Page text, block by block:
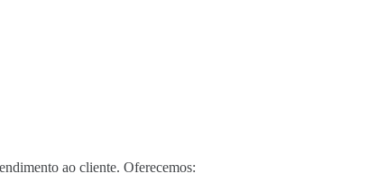
ao cliente. Oferecemos: